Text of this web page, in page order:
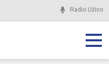
Radio Uživo